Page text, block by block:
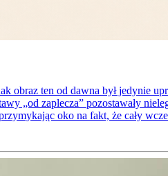
ten od dawna był jedynie
„od zaplecza” pozostawały
oko na fakt, że cały